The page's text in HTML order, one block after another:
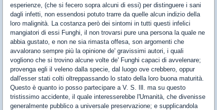
esperienze, (che si fecero sopra alcuni di essi) per distinguere i sani
dagli infetti, non essendosi potuto trarre da quelle alcun indizio della
loro malignità. La costanza però dei sintomi in tutti questi infelici
mangiatori di essi Funghi, il non trovarsi pure una persona la quale ne
abbia gustato, e non ne sia rimasta offesa, son argomenti che
avvalorano sempre più la opinione de' gravissimi autori, i quali
vogliono che si trovino alcune volte de' Funghi capaci di avvelenare;
provenga egli il veleno dalla specie, dal luogo ove crebbero, oppur
dall'esser stati colti oltreppassando lo stato della loro buona maturità.
Questo è quanto io posso partecipare a V. S. Ill. ma su questo
tristissimo accidente, il quale interesserebbe l'Umanità, che divenisse
generalmente pubblico a universale preservazione; e supplicandola